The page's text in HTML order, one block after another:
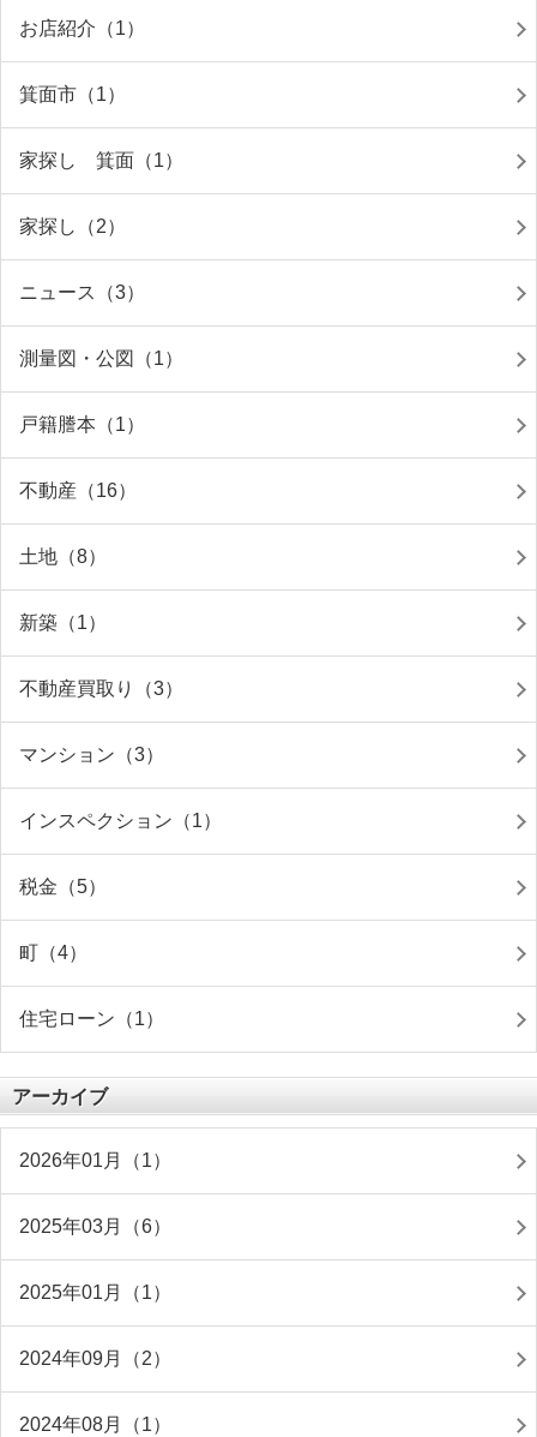
お店紹介（1）
箕面市（1）
家探し 箕面（1）
家探し（2）
ニュース（3）
測量図・公図（1）
戸籍謄本（1）
不動産（16）
土地（8）
新築（1）
不動産買取り（3）
マンション（3）
インスペクション（1）
税金（5）
町（4）
住宅ローン（1）
アーカイブ
2026年01月（1）
2025年03月（6）
2025年01月（1）
2024年09月（2）
2024年08月（1）